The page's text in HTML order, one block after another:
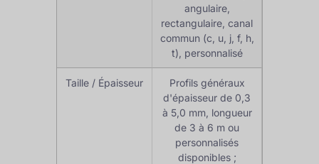
angulaire,
rectangulaire, canal
commun (c, u, j, f, h,
t), personnalisé
Taille / Épaisseur
Profils généraux
d'épaisseur de 0,3
à 5,0 mm, longueur
de 3 à 6 m ou
personnalisés
disponibles ;